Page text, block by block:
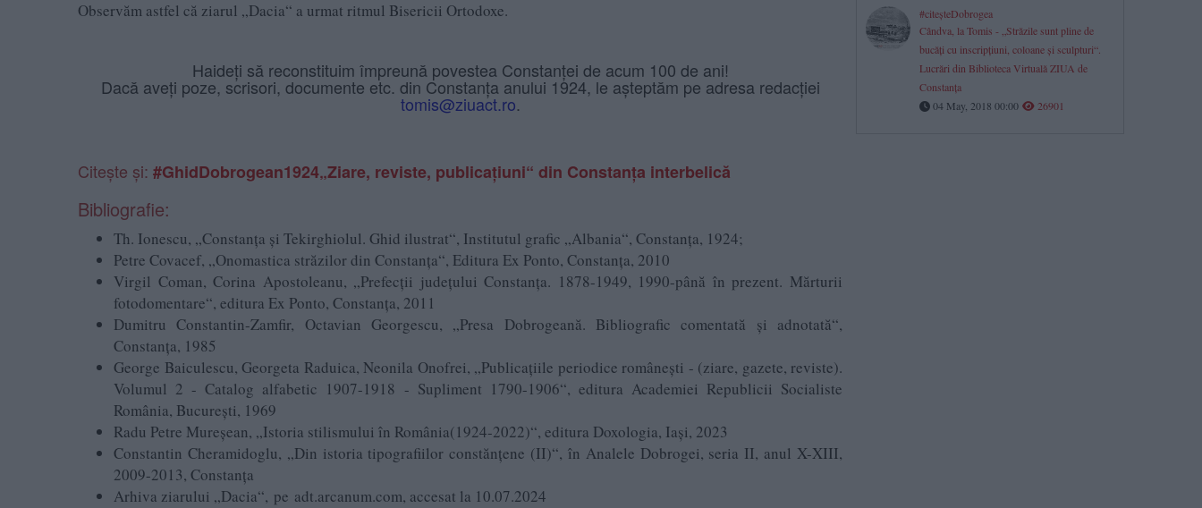
Observăm astfel că ziarul „Dacia“ a urmat ritmul Bisericii Ortodoxe.
Haideți să reconstituim împreună povestea Constanței de acum 100 de ani!
Dacă aveți poze, scrisori, documente etc. din Constanța anului 1924, le așteptăm pe adresa redacției
tomis@ziuact.ro.
Citește și: #GhidDobrogean1924„Ziare, reviste, publicațiuni“ din Constanța interbelică
Bibliografie:
Th. Ionescu, „Constanţa şi Tekirghiolul. Ghid ilustrat“, Institutul grafic „Albania“, Constanţa, 1924;
Petre Covacef, „Onomastica străzilor din Constanța“, Editura Ex Ponto, Constanța, 2010
Virgil Coman, Corina Apostoleanu, „Prefecții județului Constanța. 1878-1949, 1990-până în prezent. Mărturii
fotodomentare“, editura Ex Ponto, Constanța, 2011
Dumitru Constantin-Zamfir, Octavian Georgescu, „Presa Dobrogeană. Bibliografic comentată şi adnotată“,
Constanţa, 1985
George Baiculescu, Georgeta Raduica, Neonila Onofrei, „Publicaţiile periodice româneşti - (ziare, gazete, reviste).
Volumul 2 - Catalog alfabetic 1907-1918 - Supliment 1790-1906“, editura Academiei Republicii Socialiste
România, București, 1969
Radu Petre Mureșean, „Istoria stilismului în România(1924-2022)“, editura Doxologia, Iași, 2023
Constantin Cheramidoglu, „Din istoria tipografiilor constănțene (II)“, în Analele Dobrogei, seria II, anul X-XIII,
2009-2013, Constanța
Arhiva ziarului „Dacia“, pe adt.arcanum.com, accesat la 10.07.2024
#citeşteDobrogea
Cândva, la Tomis - „Străzile sunt pline de
bucăţi cu inscripţiuni, coloane şi sculpturi“.
Lucrări din Biblioteca Virtuală ZIUA de
Constanţa
04 May, 2018 00:00
26901